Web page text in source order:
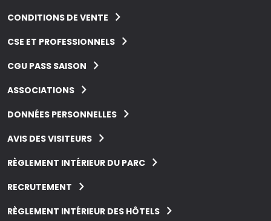
CONDITIONS DE VENTE
CSE ET PROFESSIONNELS
CGU PASS SAISON
ASSOCIATIONS
DONNÉES PERSONNELLES
AVIS DES VISITEURS
RÈGLEMENT INTÉRIEUR DU PARC
RECRUTEMENT
RÈGLEMENT INTÉRIEUR DES HÔTELS